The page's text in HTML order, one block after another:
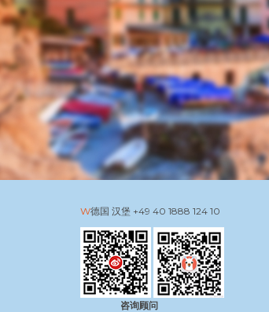
德国 汉堡 +49 40 1888 124 10
咨询顾问